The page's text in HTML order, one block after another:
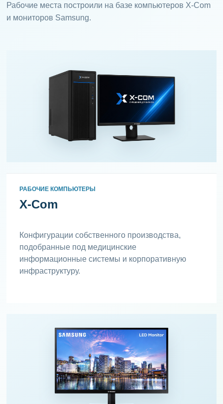
Рабочие места построили на базе компьютеров X-Com
и мониторов Samsung.
РАБОЧИЕ КОМПЬЮТЕРЫ
X-Com
Конфигурации собственного производства,
подобранные под медицинские
информационные системы и корпоративную
инфраструктуру.